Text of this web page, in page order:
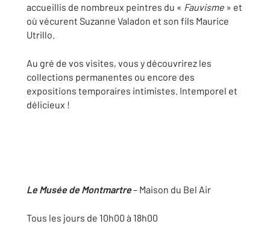
accueillis de nombreux peintres du « Fauvisme » et
où vécurent Suzanne Valadon et son fils Maurice
Utrillo.
Au gré de vos visites, vous y découvrirez les
collections permanentes ou encore des
expositions temporaires intimistes. Intemporel et
délicieux !
Le Musée de Montmartre– Maison du Bel Air
Tous les jours de 10h00 à 18h00